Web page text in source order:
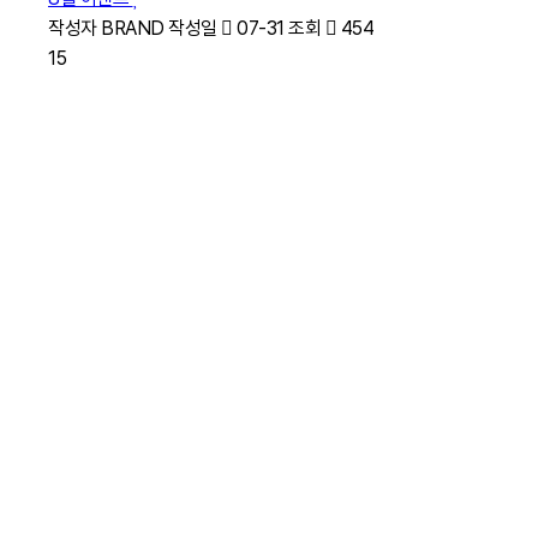
작성자 BRAND 작성일 07-31 조회
454
15